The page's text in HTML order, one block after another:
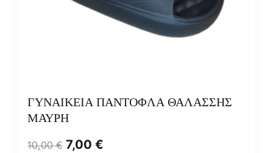
ΓΥΝΑΙΚΕΙΑ ΠΑΝΤΟΦΛΑ ΘΑΛΑΣΣΗΣ
ΜΑΥΡΗ
10,00€ 7,00 €